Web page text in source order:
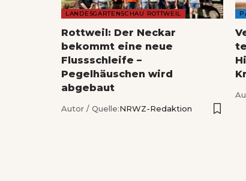
LANDESGARTENSCHAU ROTTWEIL
Rottweil: Der Neckar
bekommt eine neue
Flussschleife –
Pegelhäuschen wird
abgebaut
Autor / Quelle:NRWZ-Redaktion